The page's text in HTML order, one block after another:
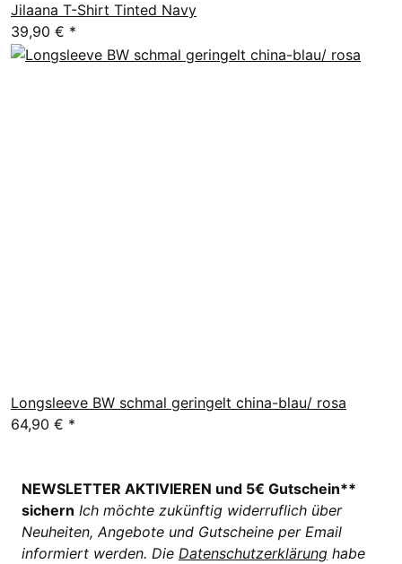
Jilaana T-Shirt Tinted Navy
39,90 € *
Longsleeve BW schmal geringelt china-blau/ rosa
64,90 € *
NEWSLETTER AKTIVIEREN und 5€ Gutschein**
sichern Ich möchte zukünftig widerruflich über
Neuheiten, Angebote und Gutscheine per Email
informiert werden. Die Datenschutzerklärung habe